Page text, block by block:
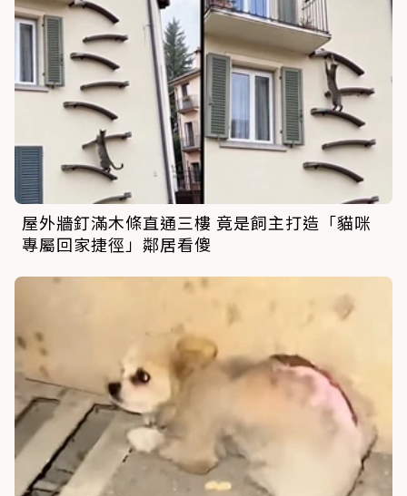
屋外牆釘滿木條直通三樓 竟是飼主打造「貓咪
專屬回家捷徑」鄰居看傻